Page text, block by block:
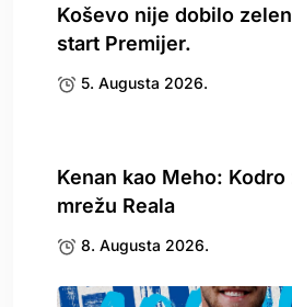
Koševo nije dobilo
start Premijer.
5. Augusta 2026.
Kenan kao Meho: Kodro
mrežu Reala
8. Augusta 2026.